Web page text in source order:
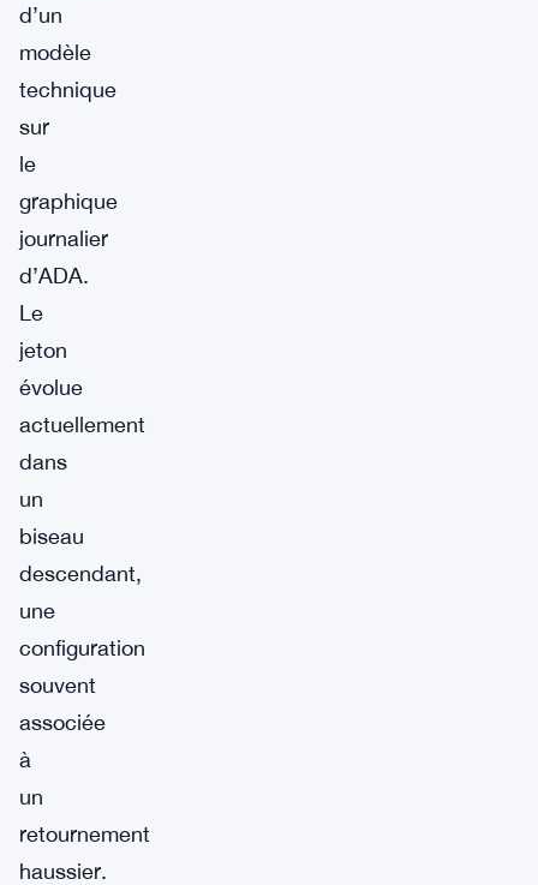
d’un
modèle
technique
sur
le
graphique
journalier
d’ADA.
Le
jeton
évolue
actuellement
dans
un
biseau
descendant,
une
configuration
souvent
associée
à
un
retournement
haussier.